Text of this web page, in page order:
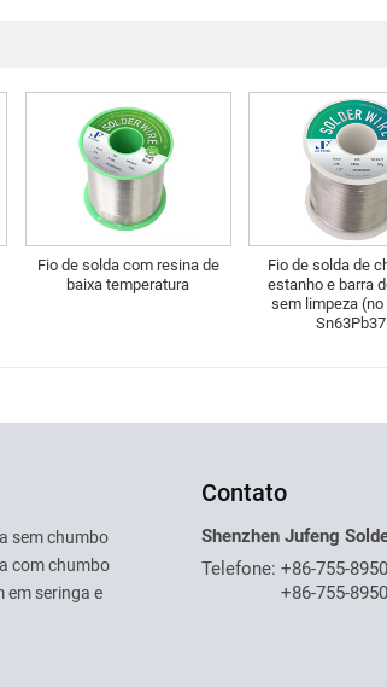
Fio de solda com resina de
baixa temperatura
Fio de solda de
estanho e barra
sem limpeza
Sn63Pb37
sem chumbo
com chumbo
em seringa e
Contato
Shenzhen Jufeng
Telefone:+86-755-
+86-755-